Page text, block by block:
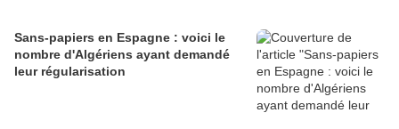
Sans-papiers en Espagne : voici le
nombre d'Algériens ayant demandé
leur régularisation